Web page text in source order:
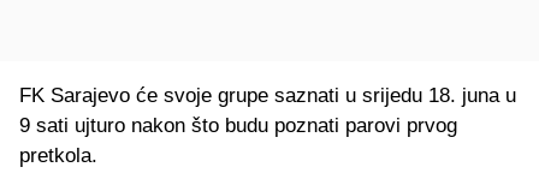
FK Sarajevo će svoje grupe saznati u srijedu 18. juna u
9 sati ujturo nakon što budu poznati parovi prvog
pretkola.